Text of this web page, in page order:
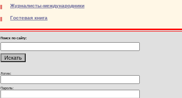
Журналисты-международники
Гостевая книга
Поиск по сайту:
Логин:
Пароль: